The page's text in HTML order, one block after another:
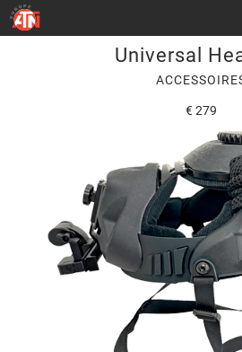
Universal
€ 279